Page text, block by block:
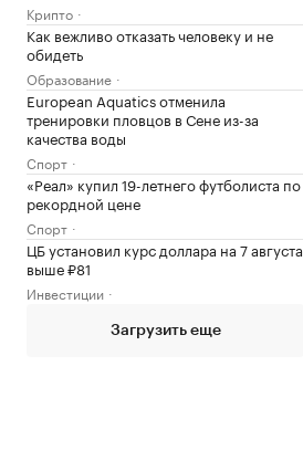
Крипто
Как вежливо отказать человеку и не
обидеть
Образование
European Aquatics отменила
тренировки пловцов в Сене из-за
качества воды
Спорт
«Реал» купил 19-летнего футболиста по
рекордной цене
Спорт
ЦБ установил курс доллара на 7 августа
выше ₽81
Инвестиции
Загрузить еще